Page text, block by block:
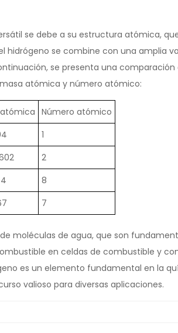
se debe a su estructura atómica,
hidrógeno se combine con una amplia
se presenta una
atómica y número atómico:
Número atómico
1
2
8
7
moléculas de agua, que son
en celdas de combustible y
es un elemento fundamental en la
valioso para diversas aplicaciones.